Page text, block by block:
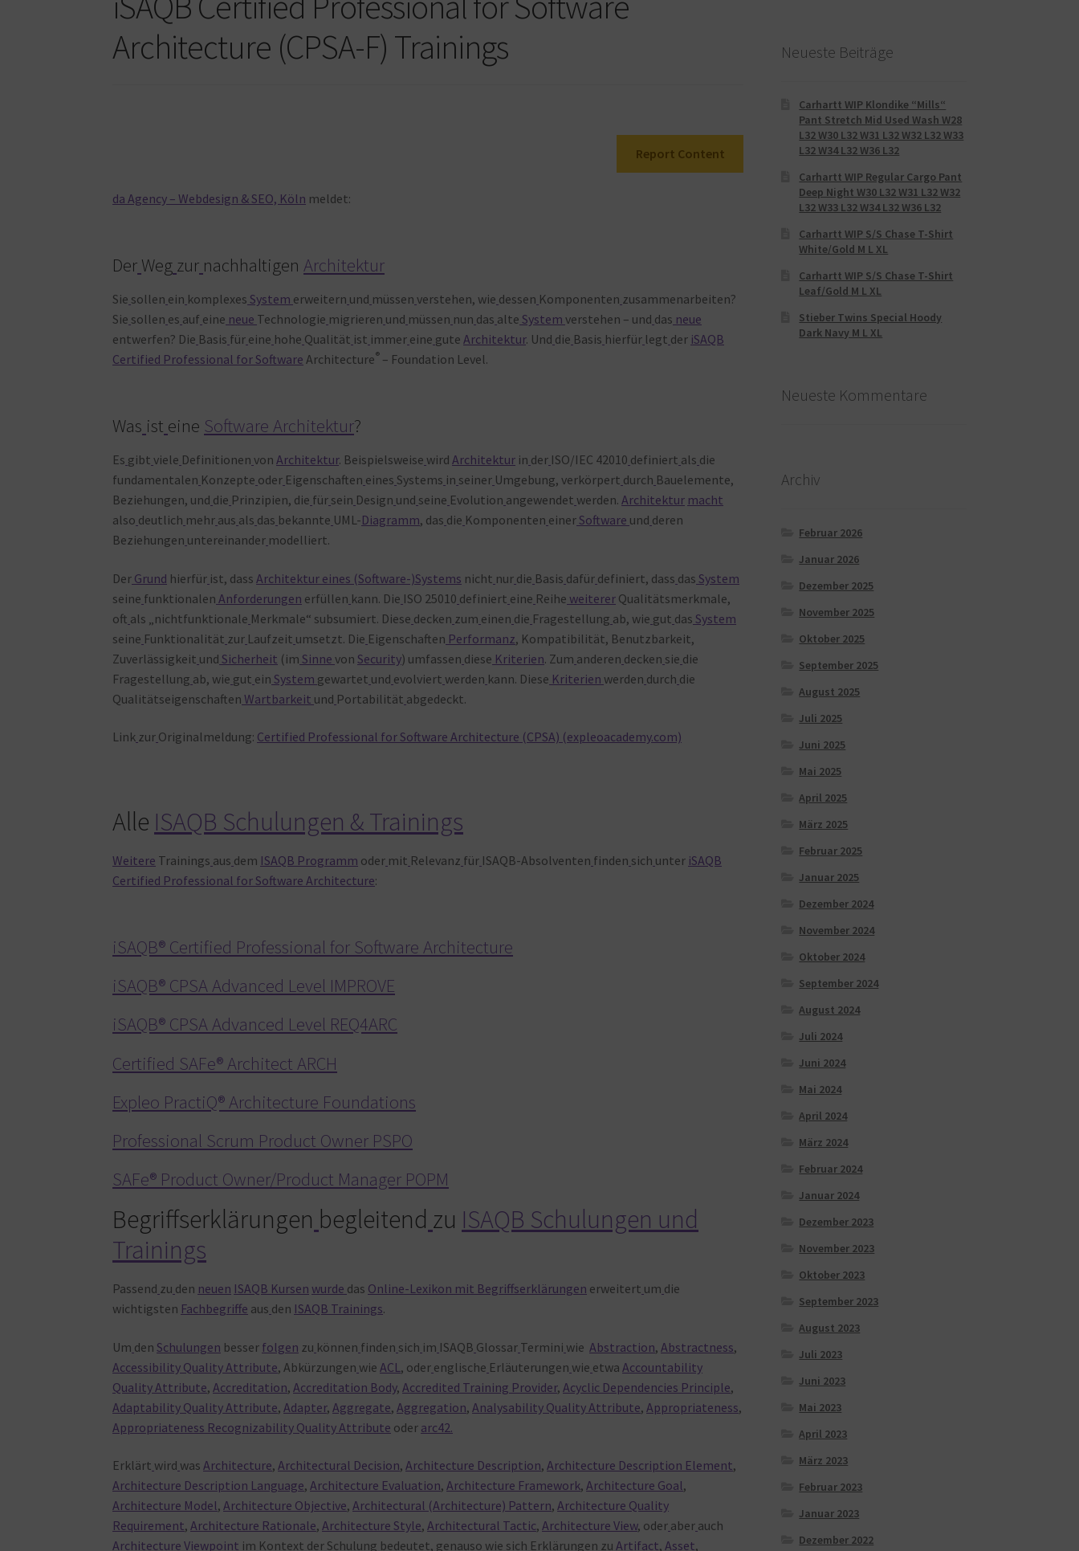
Architecture (CPSA-F) Trainings
Report Content
da Agency – Webdesign & SEO, Köln meldet:
Der Weg zur nachhaltigenArchitektur
Sie sollen ein komplexes System erweitern und müssen verstehen, wie dessen Komponenten zusammenarbeiten?
Sie sollen es auf eine neue Technologie migrieren und müssen nun das alte System verstehen – und das neue
entwerfen? Die Basis für eine hohe Qualität ist immer eine guteArchitektur. Und die Basis hierfür legt der iSAQB
Certified Professional for Software Architecture® – Foundation Level.
Was ist eine Software Architektur?
Es gibt viele Definitionen vonArchitektur. Beispielsweise wirdArchitektur in der ISO/IEC 42010 definiert als die
fundamentalen Konzepte oder Eigenschaften eines Systems in seiner Umgebung, verkörpert durch Bauelemente,
Beziehungen, und die Prinzipien, die für sein Design und seine Evolution angewendet werden.Architektur macht
also deutlich mehr aus als das bekannte UML-Diagramm, das die Komponenten einerSoftware und deren
Beziehungen untereinander modelliert.
Der Grund hierfür ist, dassArchitektur eines (Software-)Systems nicht nur die Basis dafür definiert, dass das System
seine funktionalen Anforderungen erfüllen kann. Die ISO 25010 definiert eine Reihe weiterer Qualitätsmerkmale,
oft als „nichtfunktionale Merkmale“ subsumiert. Diese decken zum einen die Fragestellung ab, wie gut das System
seine Funktionalität zur Laufzeit umsetzt. Die Eigenschaften Performanz, Kompatibilität, Benutzbarkeit,
Zuverlässigkeit und Sicherheit (im Sinne vonSecurity) umfassen diese Kriterien. Zum anderen decken sie die
Fragestellung ab, wie gut ein System gewartet und evolviert werden kann. Diese Kriterien werden durch die
Qualitätseigenschaften Wartbarkeit und Portabilität abgedeckt.
Link zur Originalmeldung: Certified Professional for Software Architecture (CPSA) (expleoacademy.com)
Alle ISAQB Schulungen & Trainings
Weitere Trainings aus dem ISAQB Programm oder mit Relevanz für ISAQB-Absolventen finden sich unter iSAQB
Certified Professional for Software Architecture:
iSAQB® Certified Professional for Software Architecture
iSAQB® CPSA Advanced Level IMPROVE
iSAQB® CPSA Advanced Level REQ4ARC
Certified SAFe® Architect ARCH
Expleo PractiQ® Architecture Foundations
Professional Scrum Product Owner PSPO
SAFe® Product Owner/Product Manager POPM
Begriffserklärungen begleitend zu ISAQB Schulungen und
Trainings
Passend zu den neuen ISAQB Kursen wurde das Online-Lexikon mit Begriffserklärungen erweitert um die
wichtigsten Fachbegriffe aus den ISAQB Trainings.
Um denSchulungen besser folgen zu können finden sich im ISAQB Glossar Termini wieAbstraction,Abstractness,
Accessibility Quality Attribute, Abkürzungen wieACL , oder englische Erläuterungen wie etwaAccountability
Quality Attribute,Accreditation,Accreditation Body,Accredited Training Provider,Acyclic Dependencies Principle,
Adaptability Quality Attribute,Adapter,Aggregate,Aggregation,Analysability Quality Attribute,Appropriateness,
Appropriateness Recognizability Quality Attribute oder arc42.
Erklärt wird wasArchitecture,Architectural Decision,Architecture Description,Architecture Description Element,
Architecture Description Language,Architecture Evaluation,Architecture Framework,Architecture Goal,
Architecture Model,Architecture Objective,Architectural (Architecture) Pattern,Architecture Quality
Requirement,Architecture Rationale,Architecture Style,Architectural Tactic,Architecture View, oder aber auch
Architecture Viewpoint im Kontext der Schulung bedeutet, genauso wie sich Erklärungen zuArtifact,Asset,
Neueste Beiträge
Carhartt WIP Klondike “Mills“
Pant Stretch Mid Used Wash W28
L32 W30 L32 W31 L32 W32 L32 W33
L32 W34 L32 W36 L32
Carhartt WIP Regular Cargo Pant
Deep Night W30 L32 W31 L32 W32
L32 W33 L32 W34 L32 W36 L32
Carhartt WIP S/S Chase T-Shirt
White/Gold M L XL
Carhartt WIP S/S Chase T-Shirt
Leaf/Gold M L XL
Stieber Twins Special Hoody
Dark Navy M L XL
Neueste Kommentare
Archiv
Februar 2026
Januar 2026
Dezember 2025
November 2025
Oktober 2025
September 2025
August 2025
Juli 2025
Juni 2025
Mai 2025
April 2025
März 2025
Februar 2025
Januar 2025
Dezember 2024
November 2024
Oktober 2024
September 2024
August 2024
Juli 2024
Juni 2024
Mai 2024
April 2024
März 2024
Februar 2024
Januar 2024
Dezember 2023
November 2023
Oktober 2023
September 2023
August 2023
Juli 2023
Juni 2023
Mai 2023
April 2023
März 2023
Februar 2023
Januar 2023
Dezember 2022